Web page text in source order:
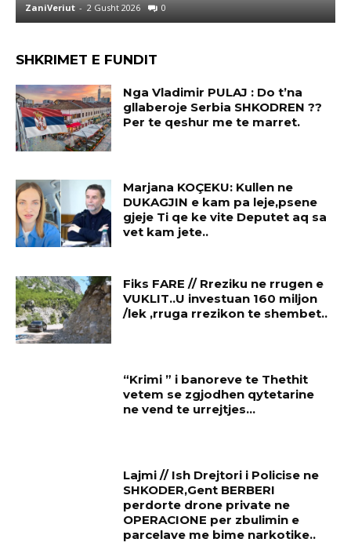
0
SHKRIMET E FUNDIT
Nga Vladimir PULAJ : Do t’na
gllaberoje Serbia SHKODREN ??
Per te qeshur me te marret.
Marjana KOÇEKU: Kullen ne
DUKAGJIN e kam pa leje,psene
gjeje Ti qe ke vite Deputet aq sa
vet kam jete..
Fiks FARE // Rreziku ne rrugen e
VUKLIT..U investuan 160 miljon
/lek ,rruga rrezikon te shembet..
“Krimi ” i banoreve te Thethit
vetem se zgjodhen qytetarine
ne vend te urrejtjes…
Lajmi // Ish Drejtori i Policise ne
SHKODER,Gent BERBERI
perdorte drone private ne
OPERACIONE per zbulimin e
parcelave me bime narkotike..